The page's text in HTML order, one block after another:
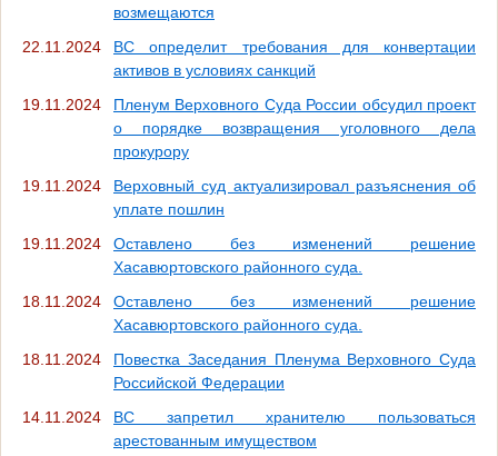
возмещаются
22.11.2024
ВС определит требования для конвертации
активов в условиях санкций
19.11.2024
Пленум Верховного Суда России обсудил проект
о порядке возвращения уголовного дела
прокурору
19.11.2024
Верховный суд актуализировал разъяснения об
уплате пошлин
19.11.2024
Оставлено без изменений решение
Хасавюртовского районного суда.
18.11.2024
Оставлено без изменений решение
Хасавюртовского районного суда.
18.11.2024
Повестка Заседания Пленума Верховного Суда
Российской Федерации
14.11.2024
ВС запретил хранителю пользоваться
арестованным имуществом